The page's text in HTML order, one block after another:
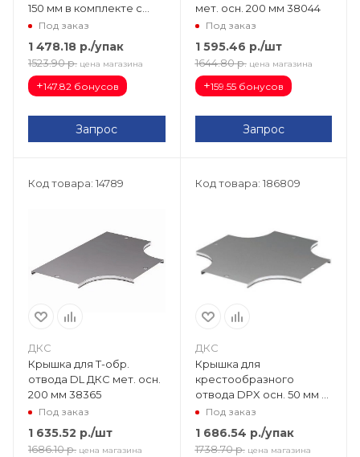
150 мм в комплекте с
метизами и пластинами
PTCE 38364K
Под заказ
1 478.18 р./упак
1523.90 р. цена магазина
+147.82 бонусов
Запрос
мет. осн. 200 мм 38044
Под заказ
1 595.46 р./шт
1644.80 р. цена магазина
+159.55 бонусов
Запрос
Код товара: 14789
ДКС
Крышка для Т-обр.
отвода DL ДКС мет. осн.
200 мм 38365
Под заказ
1 635.52 р./шт
1686.10 р. цена магазина
Код товара: 186809
ДКС
Крышка для
крестообразного
отвода DPX осн. 50 мм в
комплекте с метизами и
пластинами PTCE
38060K
Под заказ
1 686.54 р./упак
1738.70 р. цена магазина